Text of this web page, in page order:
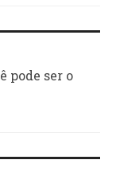
pode ser o